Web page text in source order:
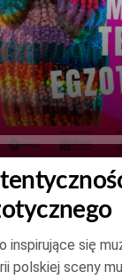
inspirujące się
polskiej sceny